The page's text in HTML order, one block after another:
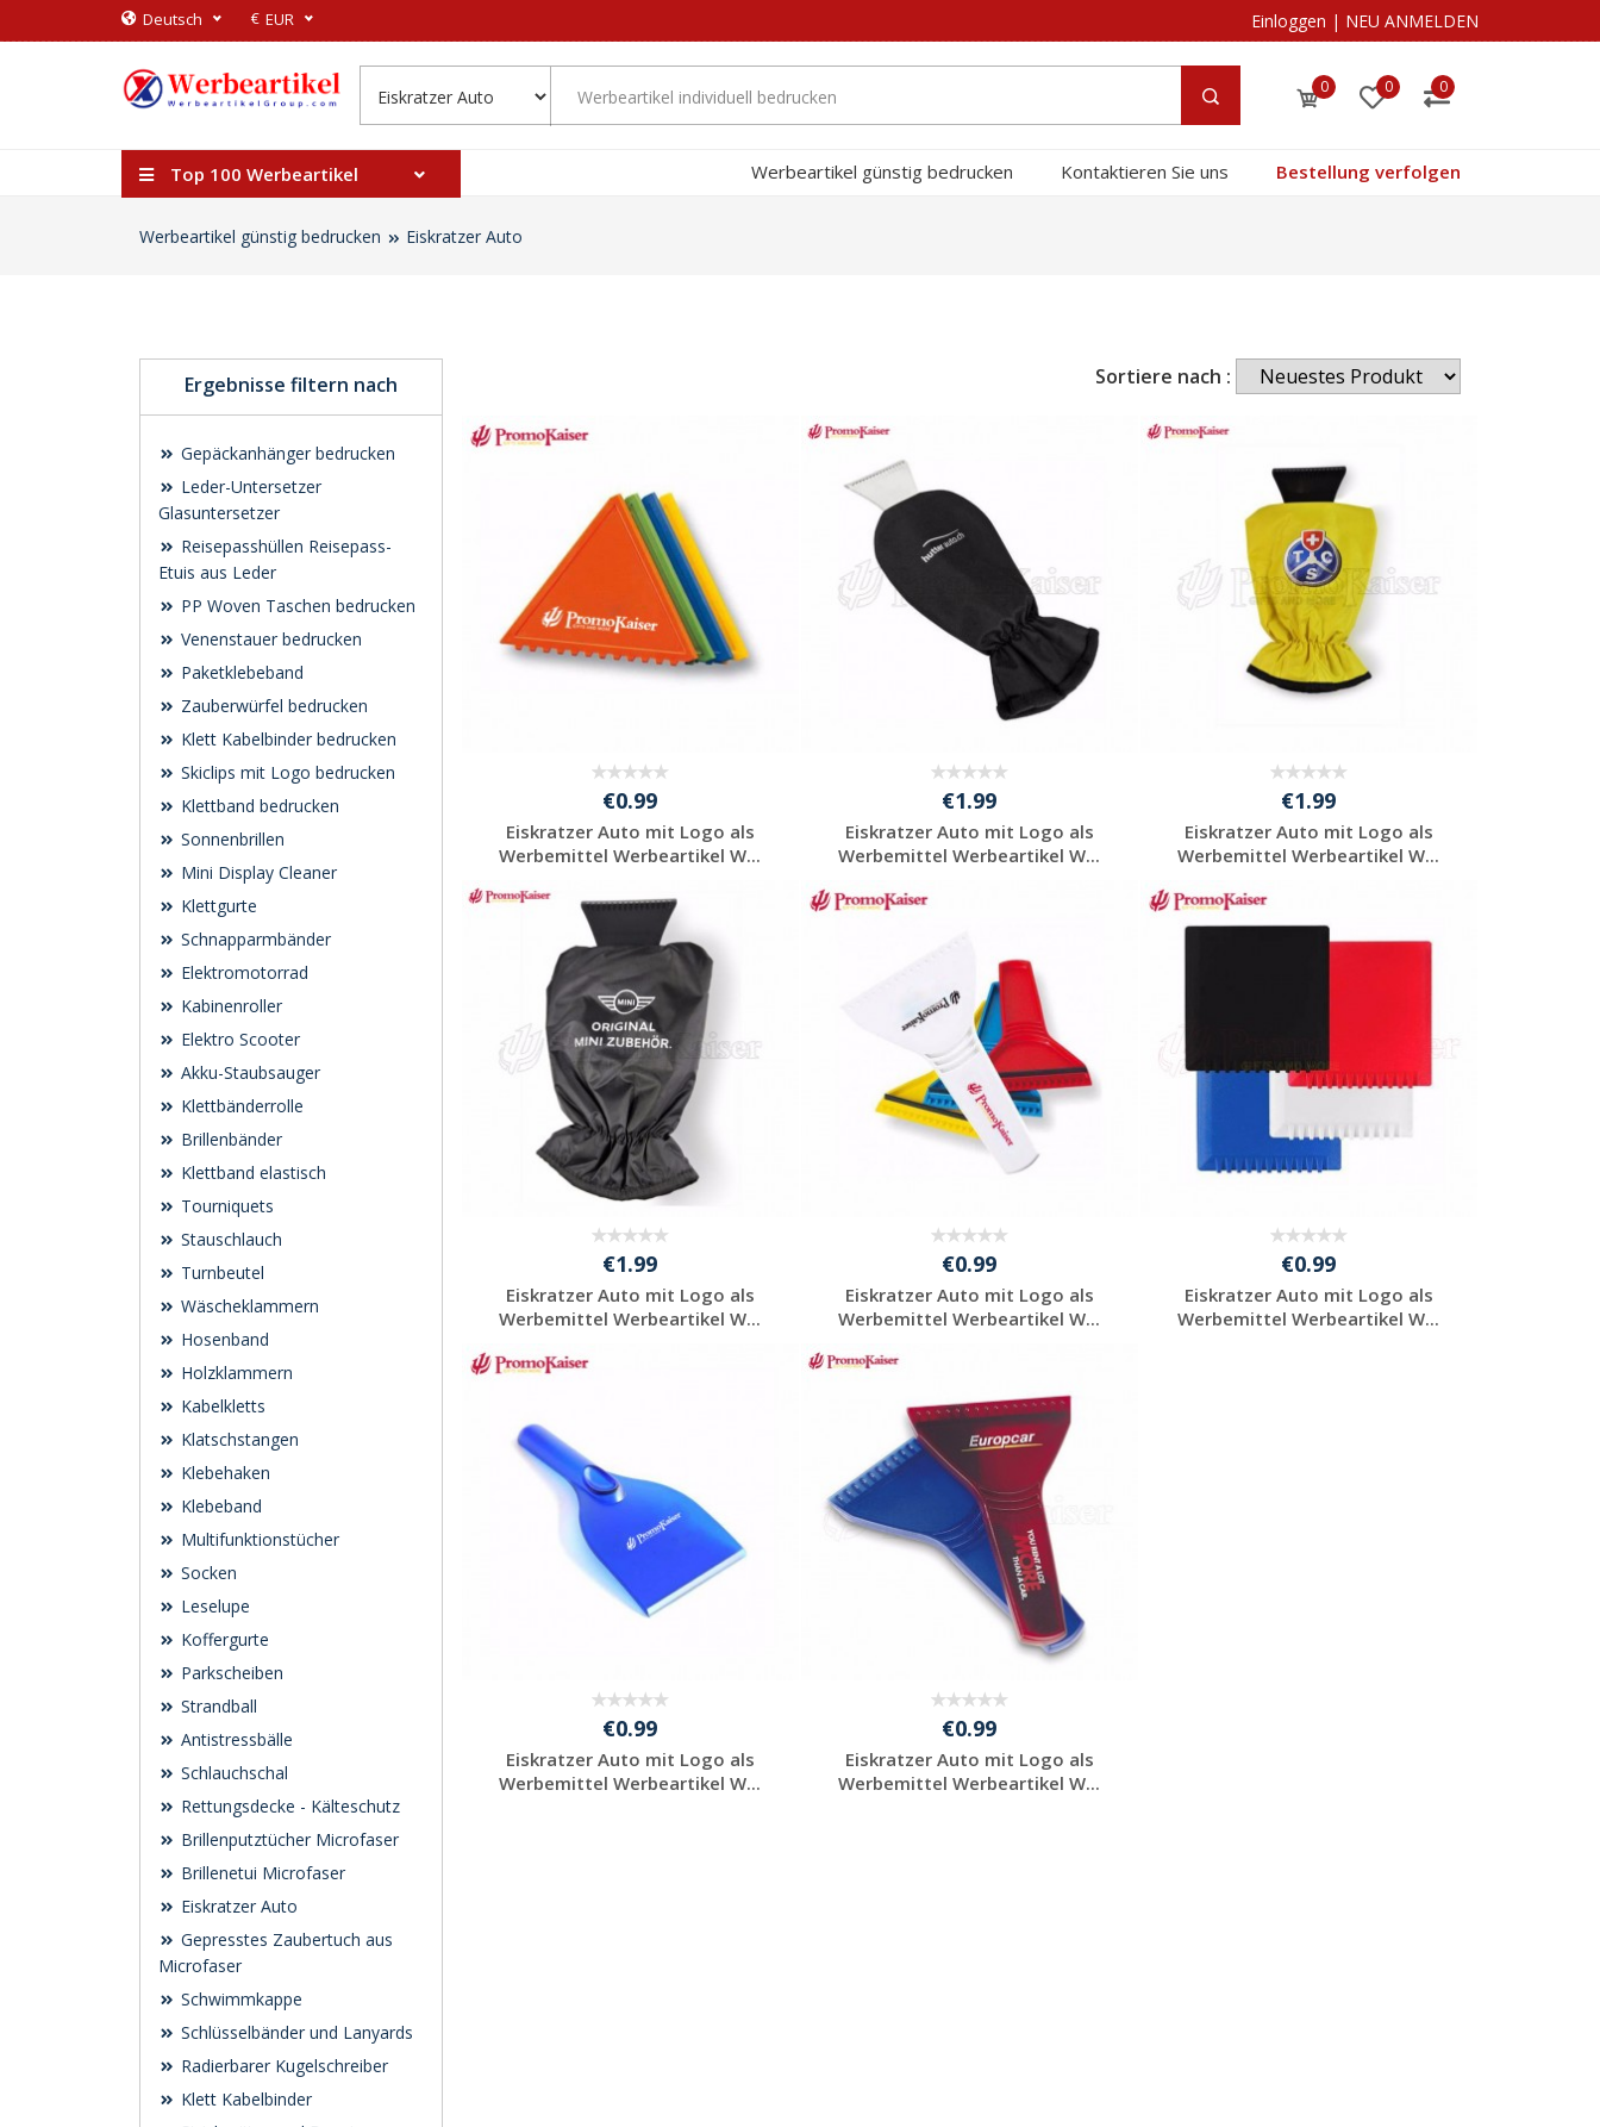
Deutsch € EUR Einloggen | NEU ANMELDEN
0 0 0
Top 100 Werbeartikel Werbeartikel günstig bedrucken Kontaktieren Sie uns Bestellung verfolgen
Werbeartikel günstig bedrucken Eiskratzer Auto
Ergebnisse filtern nach
Gepäckanhänger bedrucken
Leder-Untersetzer
Glasuntersetzer
Reisepasshüllen Reisepass-
Etuis aus Leder
PP Woven Taschen bedrucken
Venenstauer bedrucken
Paketklebeband
Zauberwürfel bedrucken
Klett Kabelbinder bedrucken
Skiclips mit Logo bedrucken
Klettband bedrucken
Sonnenbrillen
Mini Display Cleaner
Klettgurte
Schnapparmbänder
Elektromotorrad
Kabinenroller
Elektro Scooter
Akku-Staubsauger
Klettbänderrolle
Brillenbänder
Klettband elastisch
Tourniquets
Stauschlauch
Turnbeutel
Wäscheklammern
Hosenband
Holzklammern
Kabelkletts
Klatschstangen
Klebehaken
Klebeband
Multifunktionstücher
Socken
Leselupe
Koffergurte
Parkscheiben
Strandball
Antistressbälle
Schlauchschal
Rettungsdecke - Kälteschutz
Brillenputztücher Microfaser
Brillenetui Microfaser
Eiskratzer Auto
Gepresstes Zaubertuch aus
Microfaser
Schwimmkappe
Schlüsselbänder und Lanyards
Radierbarer Kugelschreiber
Klett Kabelbinder
Sortiere nach :
€0.99
Eiskratzer Auto mit Logo als
Werbemittel Werbeartikel W...
Individuelle
Werbeartikel
anfragen
€1.99
Eiskratzer Auto mit Logo als
Werbemittel Werbeartikel W...
Individuelle
€1.99
Eiskratzer Auto mit Logo als
Werbemittel Werbeartikel W...
Individuelle
Werbeartikel
anfragen
€1.99
Eiskratzer Auto mit Logo als
Werbemittel Werbeartikel W...
Individuelle
€0.99
Eiskratzer Auto mit Logo als
Werbemittel Werbeartikel W...
anfragen
€0.99
Eiskratzer Auto mit Logo als
Werbemittel Werbeartikel W...
€0.99
Eiskratzer Auto mit Logo als
Werbemittel Werbeartikel W...
€0.99
Eiskratzer Auto mit Logo als
Werbemittel Werbeartikel W...